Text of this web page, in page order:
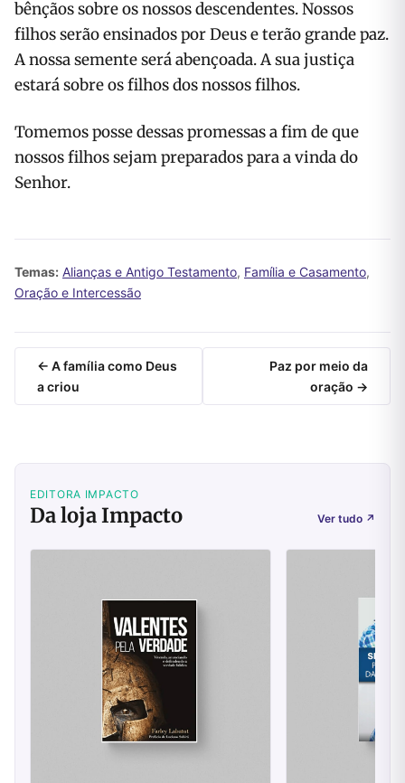
bênçãos sobre os nossos descendentes. Nossos
filhos serão ensinados por Deus e terão grande paz.
A nossa semente será abençoada. A sua justiça
estará sobre os filhos dos nossos filhos.
Tomemos posse dessas promessas a fim de que
nossos filhos sejam preparados para a vinda do
Senhor.
Temas: Alianças e Antigo Testamento, Família e Casamento,
Oração e Intercessão
← A família como Deus
a criou
Paz por meio da
oração →
EDITORA IMPACTO
Da loja Impacto Ver tudo ↗